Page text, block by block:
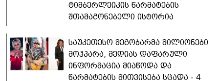
ტიმბერლეიკის წარმატების
შთამაგონებელი ისტორია
საუკეთესო მეგობარმა მილიონები
მოჰპარა, მედიას დაფარული
ინფორმაცია მიაწოდა და
წარმატების მითვისება სცადა - 4